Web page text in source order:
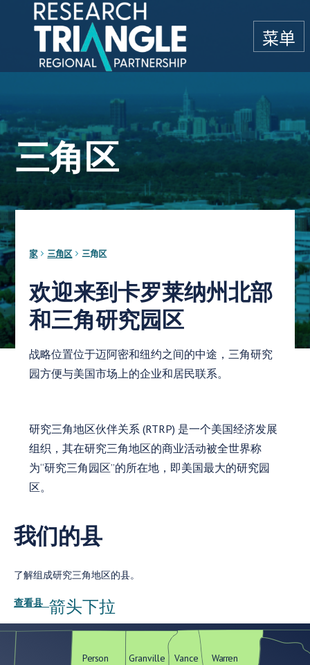
跳至内容
菜单
三角区
家 三角区 三角区
欢迎来到卡罗莱纳州北部
和三角研究园区
战略位置位于迈阿密和纽约之间的中途，三角研究
园方便与美国市场上的企业和居民联系。
研究三角地区伙伴关系 (RTRP) 是一个美国经济发展
组织，其在研究三角地区的商业活动被全世界称
为“研究三角园区”的所在地，即美国最大的研究园
区。
我们的县
了解组成研究三角地区的县。
查看县 箭头下拉
Granville
Person Warren
Vance